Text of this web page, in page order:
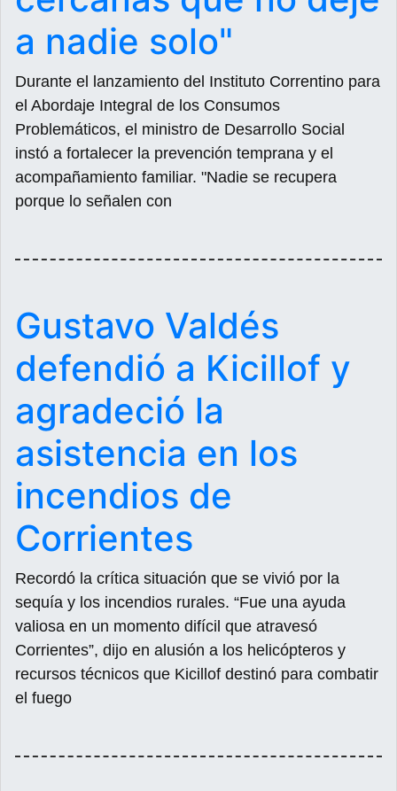
a nadie solo"
Durante el lanzamiento del Instituto Correntino para
el Abordaje Integral de los Consumos
Problemáticos, el ministro de Desarrollo Social
instó a fortalecer la prevención temprana y el
acompañamiento familiar. "Nadie se recupera
porque lo señalen con
Gustavo Valdés
defendió a Kicillof y
agradeció la
asistencia en los
incendios de
Corrientes
Recordó la crítica situación que se vivió por la
sequía y los incendios rurales. “Fue una ayuda
valiosa en un momento difícil que atravesó
Corrientes”, dijo en alusión a los helicópteros y
recursos técnicos que Kicillof destinó para combatir
el fuego